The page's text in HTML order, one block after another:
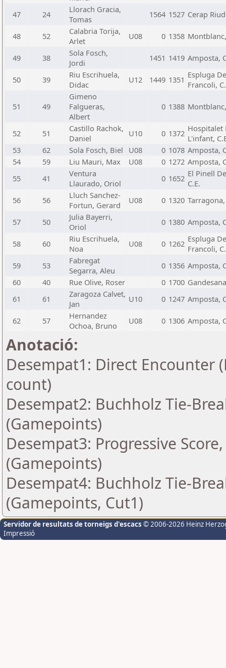
47
24
Llorach Gracia,
Tomas
1564 1527 Cerap
48 52
Calabria Torija,
Arlet
U08 0 1358
49 38
Sola Fosch,
Jordi
1451 1419 Amposta,
50 39
Riu Escrihuela,
Didac
U12 1449 1351 Espluga De
Francoli,
51 49
Gimeno
Falgueras,
Albert
0 1388
52 51
Castillo Rachok,
Daniel
U10 0 1372 Hospitalet
L'infant,
53
62 Sola Fosch, Biel U08 0 1078 Amposta,
54
59 Liu Mauri, Max U08 0 1272 Amposta,
55
41
Ventura
Llaurado, Oriol
0 1652 El Pinell
C.E.
56
56
Lluch Sanchez-
Fortun, Gerard
U08 0 1320 Tarragona,
57 50
Julia Bayerri,
Oriol
0 1380 Amposta,
58 60
Riu Escrihuela,
Noa
U08 0 1262 Espluga De
Francoli,
59
53
Fabregat
Segarra, Aleu
0 1356 Amposta,
60
40 Rue Olive, Roser 0 1700
61
61
Zaragoza Calvet,
Jan
U10 0 1247 Amposta,
62 57
Hernandez
Ochoa, Bruno
U08 0 1306 Amposta,
Anotació:
Desempat1: Direct Encounter
count)
Desempat2: Buchholz Tie-
(Gamepoints)
Desempat3: Progressive
(Gamepoints)
Desempat4: Buchholz Tie-
(Gamepoints, Cut1)
Servidor de resultats de torneigs d'escacs © 2006-2026 Heinz
Impressió